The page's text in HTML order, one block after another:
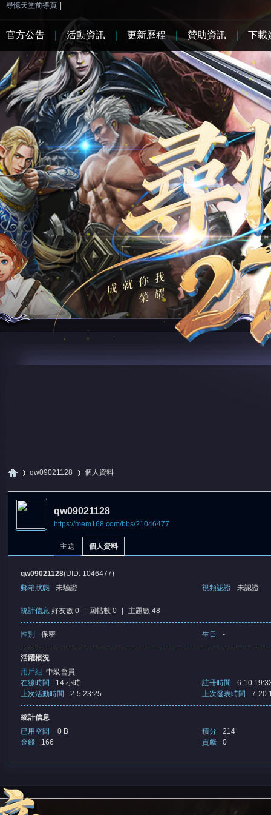
尋憶天堂前導頁
天
qw09021128
›
個人資料
qw09021128
https://mem168.com/bbs/?1046477
主題 個人資料
qw09021128(UID: 1046477)
郵箱狀態
未驗證 視頻認證 未認證
統計信息 好友數 0 回帖數 0 主題數 48
性別 保密 生日 -
活躍概況
用戶組 中級會員
在線時間
14 小時 註冊時間
6-10
上次活動時間
2-5 23:25 上次發表時間 7-20
統計信息
已用空間
0 B 積分
214
金錢
166 貢獻 0